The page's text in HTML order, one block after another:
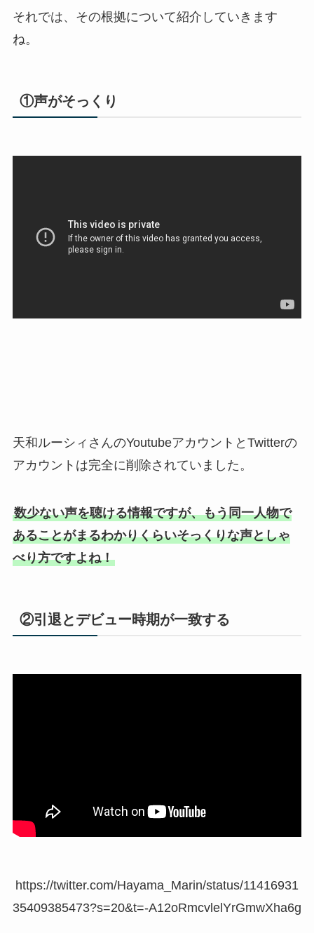
それでは、その根拠について紹介していきます
ね。
①声がそっくり
天和ルーシィさんのYoutubeアカウントとTwitterの
アカウントは完全に削除されていました。
数少ない声を聴ける情報ですが、もう同一人物で
あることがまるわかりくらいそっくりな声としゃ
べり方ですよね！
②引退とデビュー時期が一致する
https://twitter.com/Hayama_Marin/status/11416931
35409385473?s=20&t=-A12oRmcvlelYrGmwXha6g